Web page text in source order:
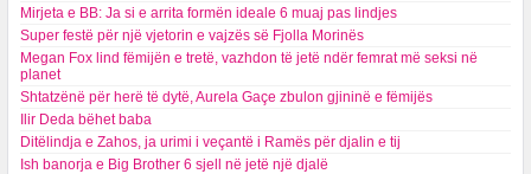
Mirjeta e BB: Ja si e arrita formën ideale 6 muaj pas lindjes
Super festë për një vjetorin e vajzës së Fjolla Morinës
Megan Fox lind fëmijën e tretë, vazhdon të jetë ndër femrat më seksi në
planet
Shtatzënë për herë të dytë, Aurela Gaçe zbulon gjininë e fëmijës
Ilir Deda bëhet baba
Ditëlindja e Zahos, ja urimi i veçantë i Ramës për djalin e tij
Ish banorja e Big Brother 6 sjell në jetë një djalë